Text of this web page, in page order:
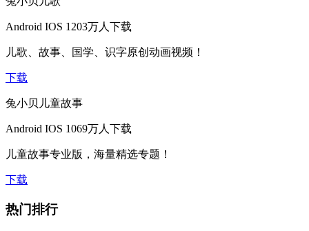
Android IOS 1203万人下载
儿歌、故事、国学、识字原创动画视频！
下载
兔小贝儿童故事
Android IOS 1069万人下载
儿童故事专业版，海量精选专题！
下载
热门排行